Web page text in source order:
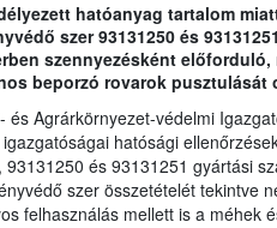
hatóanyag tartalom
szer 93131250 és
szennyezésként
beporzó rovarok pusztulását
és Agrárkörnyezet-védelmi
hatósági
és 93131251 gyártási
szer összetételét tekintve
felhasználás mellett is a méhek